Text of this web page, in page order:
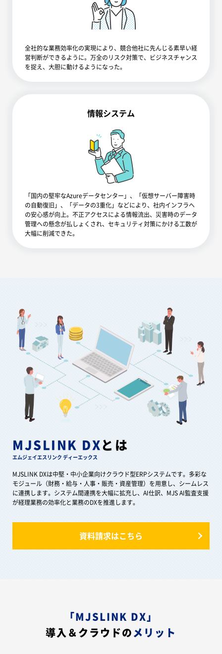
全社的な業務効率化の実現により、競合他社に先んじる素早い経
営判断ができるように。万全のリスク対策で、ビジネスチャンス
を捉え、大胆に動けるようになった。
情報システム
「国内の堅牢なAzureデータセンター」、「仮想サーバー障害時
の自動復旧」、「データの3重化」などにより、社内インフラへ
の安心感が向上。不正アクセスによる情報流出、災害時のデータ
管理への懸念が払しょくされ、セキュリティ対策にかける工数が
大幅に削減できた。
MJSLINK DXとは
エムジェイエスリンク ディーエックス
MJSLINK DXは中堅・中小企業向けクラウド型ERPシステムです。多彩な
モジュール（財務・給与・人事・販売・資産管理）を用意し、シームレス
に連携します。システム間連携を大幅に拡充し、AI仕訳、MJS AI監査支援
が経理業務の効率化と業務のDXを推進します。
資料請求はこちら
「MJSLINK DX」
導入＆クラウドのメリット